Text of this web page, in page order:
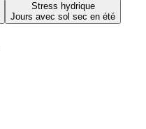
Stress hydrique
Jours avec sol sec en été